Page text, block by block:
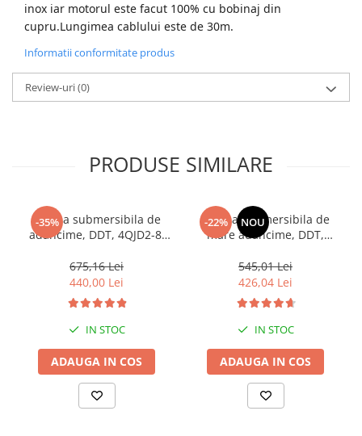
inox iar motorul este facut 100% cu bobinaj din
cupru.Lungimea cablului este de 30m.
Informatii conformitate produs
Review-uri(0)
PRODUSE SIMILARE
-35%
Pompa submersibila de
adancime, DDT, 4QJD2-8,
25 metri cablu
675,16 Lei
440,00 Lei
IN STOC
ADAUGA IN COS
-22% NOU
Pompa submersibila de
mare adancime, DDT,
turbine
545,01 Lei
426,04 Lei
IN STOC
ADAUGA IN COS